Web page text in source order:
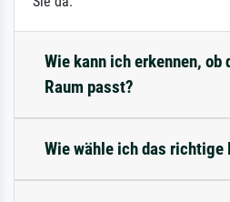
Wie kann ich erkennen, ob
Raum passt?
Wie wähle ich das richtige